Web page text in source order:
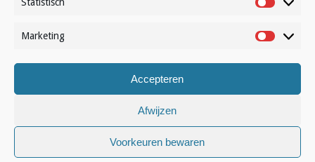
Statistisch
Marketing
Accepteren
Afwijzen
Voorkeuren bewaren
Contact
© Volleynews.be2026
Algemene voorwaarden|Privacy
Français Nederlands